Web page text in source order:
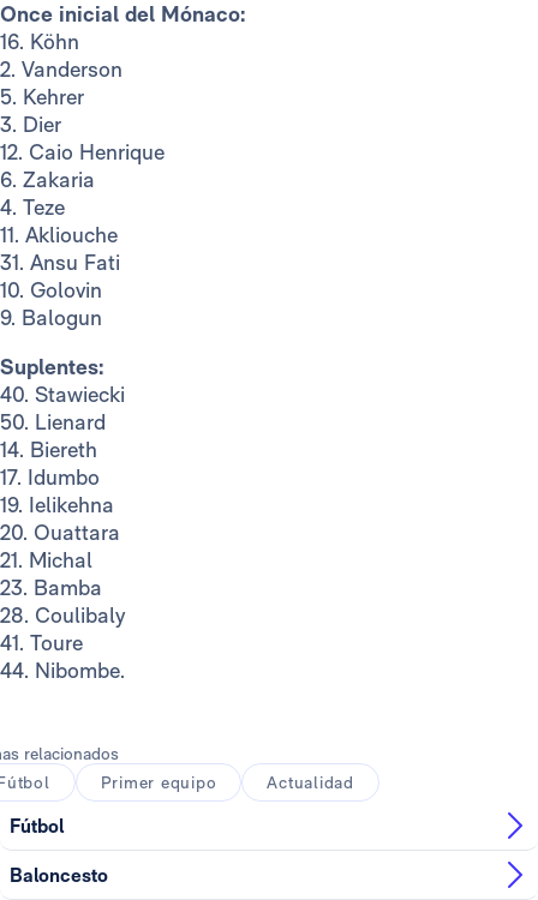
Once inicial del Mónaco:
16. Köhn
2. Vanderson
5. Kehrer
3. Dier
12. Caio Henrique
6. Zakaria
4. Teze
11. Akliouche
31. Ansu Fati
10. Golovin
9. Balogun
Suplentes:
40. Stawiecki
50. Lienard
14. Biereth
17. Idumbo
19. Ielikehna
20. Ouattara
21. Michal
23. Bamba
28. Coulibaly
41. Toure
44. Nibombe.
relacionados
Primer equipo Actualidad
Fútbol
Baloncesto